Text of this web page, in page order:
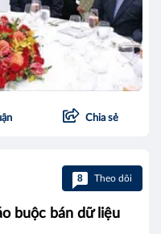
Chia sẻ
8 Theo dõi
buộc bán dữ liệu